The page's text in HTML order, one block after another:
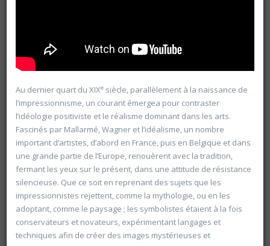
Vider les filtres
Les inscriptions pour l'année académique 2026-2027
seront ouvertes à partir du mercredi 19 août
Au dernier quart du XIXe siècle, parallèlement à la naissance de
l’impressionnisme, un courant émergea pour contraster
l’idéologie positiviste et le réalisme dominant dans les arts.
Fascinés par Mallarmé, Wagner et l’idéalisme, un nombre
important d’artistes, d’abord en France, puis en Belgique et dans
une grande partie de l’Europe, renouèrent avec la tradition,
fermant les yeux sur le présent, dans une attitude de résistance
silencieuse. Que ce soit en reprenant des sujets que les
impressionnistes rejettent, comme la mythologie, ou en les
adoptant, comme le paysage ; les symbolistes étaient à la fois
conservateurs et novateurs, expérimentant langages et
techniques afin de créer des images mystérieuses et